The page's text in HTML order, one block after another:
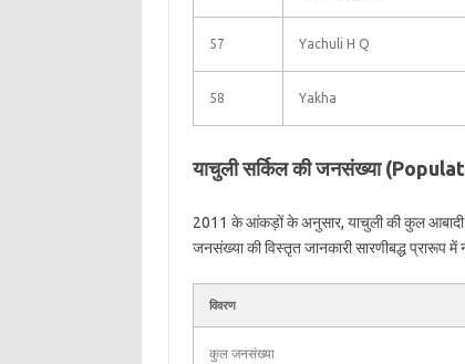
57 Yachuli H Q
58 Yakha
याचुली सर्किल की जनसंख्या
2011 के आंकड़ों के अनुसार, याचुली की कुल आबादी
जनसंख्या की विस्तृत जानकारी सारणीबद्ध प्रारूप में
विवरण
कुल जनसंख्या